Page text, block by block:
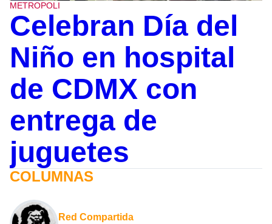
METROPOLI
Celebran Día del
Niño en hospital
de CDMX con
entrega de
juguetes
COLUMNAS
Red Compartida